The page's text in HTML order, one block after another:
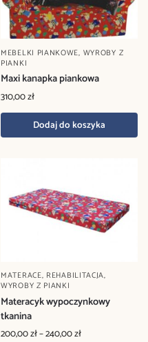
MEBELKI PIANKOWE, WYROBY Z
PIANKI
Maxi kanapka piankowa
310,00zł
Dodaj do koszyka
MATERACE, REHABILITACJA,
WYROBY Z PIANKI
Materacyk wypoczynkowy
tkanina
200,00zł–240,00zł